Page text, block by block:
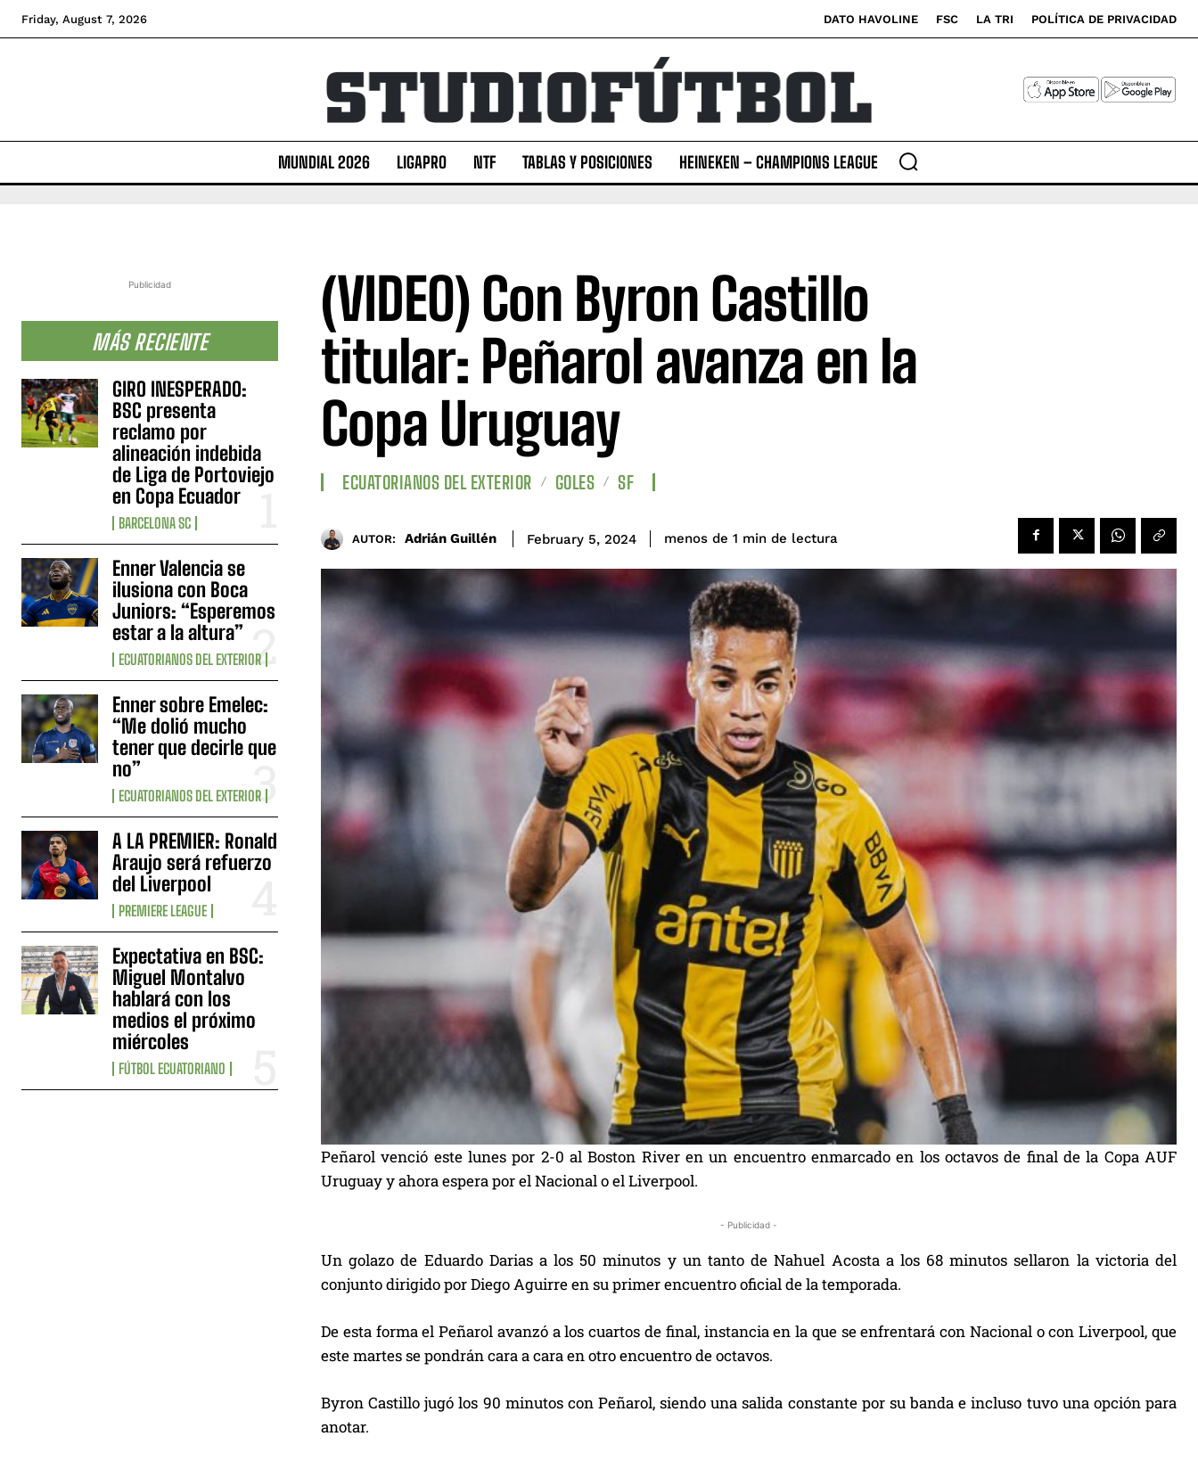
Friday, August 7, 2026 DATO HAVOLINE FSC LA TRI POLÍTICA DE PRIVACIDAD
MUNDIAL 2026 LIGAPRO NTF TABLAS Y POSICIONES HEINEKEN – CHAMPIONS LEAGUE
Publicidad
MÁS RECIENTE
GIRO INESPERADO:
BSC presenta
reclamo por
alineación indebida
de Liga de Portoviejo
en Copa Ecuador
BARCELONA SC
Enner Valencia se
ilusiona con Boca
Juniors: “Esperemos
estar a la altura”
ECUATORIANOS DEL EXTERIOR
Enner sobre Emelec:
“Me dolió mucho
tener que decirle que
no”
ECUATORIANOS DEL EXTERIOR
A LA PREMIER: Ronald
Araujo será refuerzo
del Liverpool
PREMIERE LEAGUE
Expectativa en BSC:
Miguel Montalvo
hablará con los
medios el próximo
miércoles
FÚTBOL ECUATORIANO
(VIDEO) Con Byron Castillo
titular: Peñarol avanza en la
Copa Uruguay
ECUATORIANOS DEL EXTERIOR GOLES SF
AUTOR: Adrián Guillén February 5, 2024 menos de 1 min de lectura
Peñarol venció este lunes por 2-0 al Boston River en un encuentro enmarcado en los octavos de final de la Copa AUF
Uruguay y ahora espera por el Nacional o el Liverpool.
- Publicidad -
Un golazo de Eduardo Darias a los 50 minutos y un tanto de Nahuel Acosta a los 68 minutos sellaron la victoria del
conjunto dirigido por Diego Aguirre en su primer encuentro oficial de la temporada.
De esta forma el Peñarol avanzó a los cuartos de final, instancia en la que se enfrentará con Nacional o con Liverpool, que
este martes se pondrán cara a cara en otro encuentro de octavos.
Byron Castillo jugó los 90 minutos con Peñarol, siendo una salida constante por su banda e incluso tuvo una opción para
anotar.